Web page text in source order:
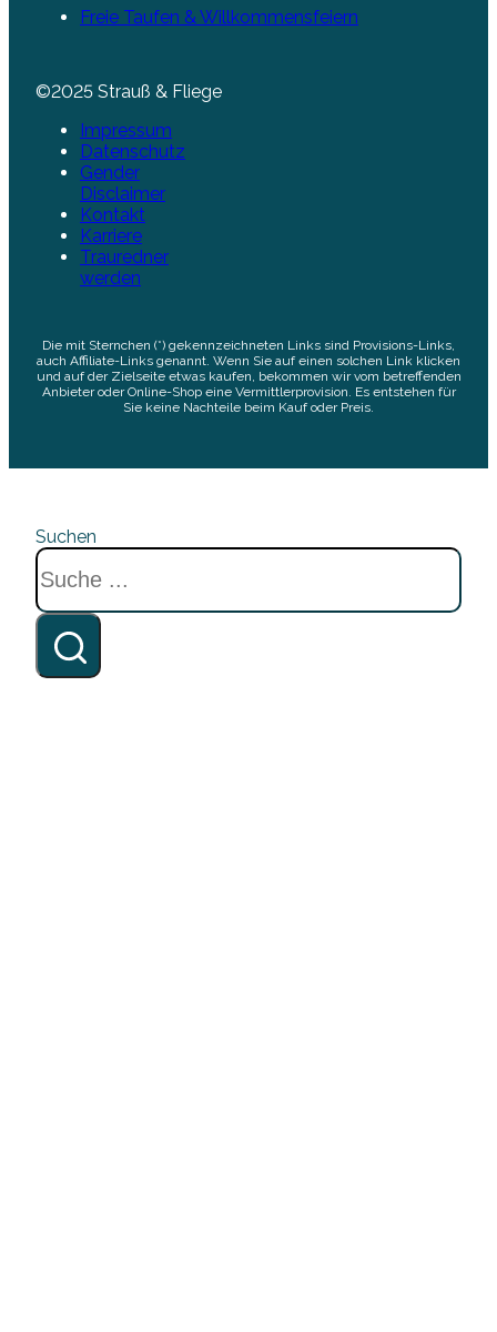
Freie Taufen & Willkommensfeiern
©2025 Strauß & Fliege
Impressum
Datenschutz
Gender
Disclaimer
Kontakt
Karriere
Trauredner
werden
Die mit Sternchen (*) gekennzeichneten Links sind Provisions-Links,
auch Affiliate-Links genannt. Wenn Sie auf einen solchen Link klicken
und auf der Zielseite etwas kaufen, bekommen wir vom betreffenden
Anbieter oder Online-Shop eine Vermittlerprovision. Es entstehen für
Sie keine Nachteile beim Kauf oder Preis.
Suchen